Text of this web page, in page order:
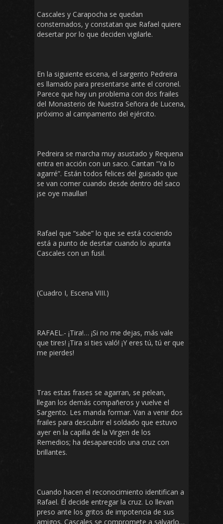
Cascales y Carapocha se quedan
consternados, y constatan que Rafael quiere
desertar por lo que deciden vigilarle.
En la siguiente escena, el sargento Pedreira
es llamado para presentarse ante el coronel.
Parece que hay un problema con dos frailes
del Monasterio de Nuestra Señora de Lucena,
próximo al campamento del ejército.
Pedreira se marcha muy asustado y Requena
entra en acción con un saco. Cantan “Ya lo
agarré”. Están todos felices del guisado que
se van comer cuando desde dentro del saco
¡se oye maullar!
Rafael que “sabe” lo que se está cociendo
está a punto de desrtar cuando lo apunta
Cascales con un fusil.
(Cuadro I, Escena VIII.)
RAFAEL.- ¡Tira!… ¡Si no me dejas, más vale
que tires! ¡Tira si ties való! ¡Y eres tú, tú er que
me pierdes!
Tras estas frases se agarran, se pelean,
llegan los demás compañeros y vuelve el
Sargento. Les manda formar. Van a venir dos
frailes para descubrir el soldado que estuvo
ayer en la capilla de la Virgen de los
Remedios; ha desaparecido una cruz con
brillantes.
Cuando hacen el reconocimiento identifican a
Rafael. Él decide entregar la cruz. Lo llevan
preso ante los gritos de impotencia de sus
amigos. Cascales se compromete a salvarlo…